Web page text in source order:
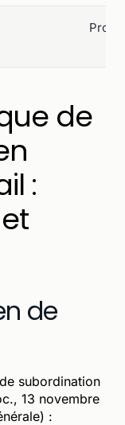
de
:
de
subordination
13 novembre
: